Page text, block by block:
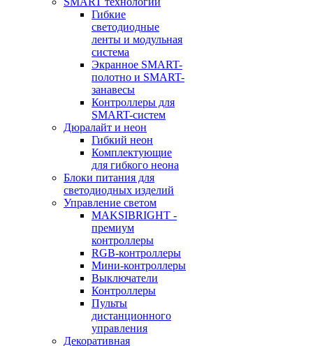
Гибкие
светодиодные
ленты и модульная
система
Экранное SMART-
полотно и SMART-
занавесы
Контроллеры для
SMART-систем
Дюралайт и неон
Гибкий неон
Комплектующие
для гибкого неона
Блоки питания для
светодиодных изделий
Управление светом
MAKSIBRIGHT -
премиум
контроллеры
RGB-контроллеры
Мини-контроллеры
Выключатели
Контроллеры
Пульты
дистанционного
управления
Декоративная